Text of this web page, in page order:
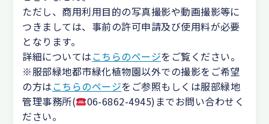
ただし、商用利用目的の写真撮影や動画撮影等に
つきましては、事前の許可申請及び使用料が必要
となります。
詳細についてはこちらのページをご覧ください。
※服部緑地都市緑化植物園以外での撮影をご希望
の方はこちらのページをご参照もしくは服部緑地
管理事務所(
06-6862-4945)までお問い合わせく
ださい。